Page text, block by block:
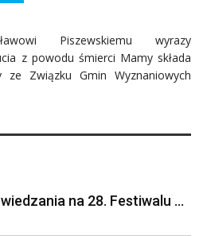
Piszewskiemu wyrazy
z powodu śmierci Mamy składa
ze Związku Gmin Wyznaniowych
na 28. Festiwalu ...